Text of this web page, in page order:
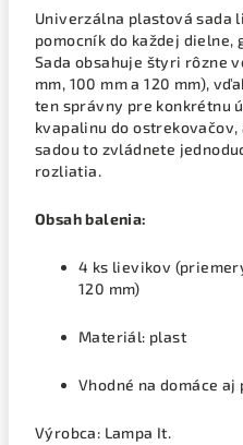
Univerzálna plastová sada
pomocník do každej dielne,
Sada obsahuje štyri rôzne
mm, 100 mm a 120 mm),
ten správny pre konkrétnu
kvapalinu do
sadou to zvládnete
rozliatia.
Obsah balenia:
4 ks lievikov
120 mm)
Materiál: plast
Vhodné na domáce
Výrobca: Lampa It.